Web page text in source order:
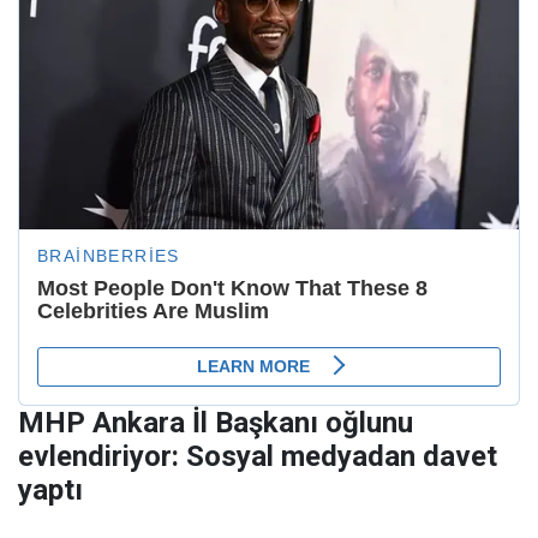
MHP Ankara İl Başkanı oğlunu
evlendiriyor: Sosyal medyadan davet
yaptı